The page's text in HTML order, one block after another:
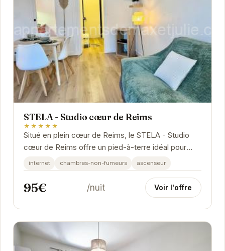
STELA - Studio cœur de Reims
★★★★★
Situé en plein cœur de Reims, le STELA - Studio
cœur de Reims offre un pied-à-terre idéal pour
explorer cette ville historique. Avec un accès...
internet chambres-non-fumeurs ascenseur
95€ /nuit Voir l'offre